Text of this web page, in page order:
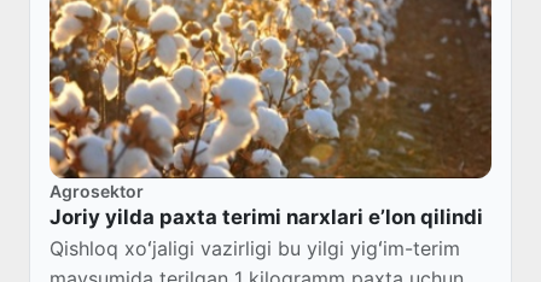
Agrosektor
Joriy yilda paxta terimi narxlari eʼlon qilindi
Qishloq xoʻjaligi vazirligi bu yilgi yigʻim-terim